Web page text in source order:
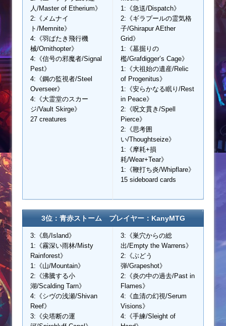
人/Master of Etherium》
2:《メムナイ
ト/Memnite》
4:《羽ばたき飛行機
械/Ornithopter》
4:《信号の邪魔者/Signal
Pest》
4:《鋼の監視者/Steel
Overseer》
4:《大霊堂のスカー
ジ/Vault Skirge》
27 creatures
1:《急送/Dispatch》
2:《ギラプールの霊気格
子/Ghirapur AEther
Grid》
1:《墓掘りの
檻/Grafdigger’s Cage》
1:《大祖始の遺産/Relic
of Progenitus》
1:《安らかなる眠り/Rest
in Peace》
2:《呪文貫き/Spell
Pierce》
2:《思考囲
い/Thoughtseize》
1:《摩耗+損
耗/Wear+Tear》
1:《鞭打ち炎/Whipflare》
15 sideboard cards
3位：青赤ストーム プレイヤー：KanyMTG
3:《島/Island》
1:《霧深い雨林/Misty
Rainforest》
1:《山/Mountain》
2:《沸騰する小
湖/Scalding Tarn》
4:《シヴの浅瀬/Shivan
Reef》
3:《尖塔断の運
3:《巣穴からの総
出/Empty the Warrens》
2:《ぶどう
弾/Grapeshot》
2:《炎の中の過去/Past in
Flames》
4:《血清の幻視/Serum
Visions》
4:《手練/Sleight of